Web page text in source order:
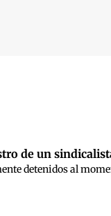
de un
detenidos al